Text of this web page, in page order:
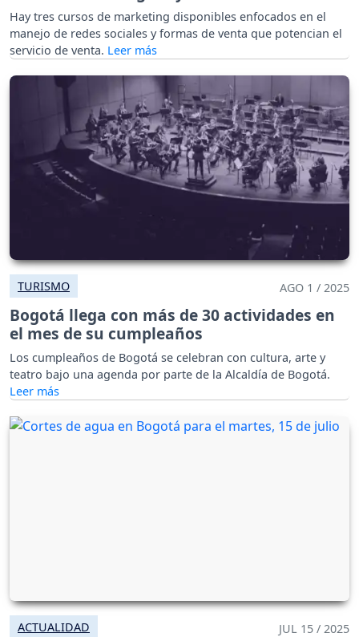
Hay tres cursos de marketing disponibles enfocados en el
manejo de redes sociales y formas de venta que potencian el
servicio de venta.
TURISMO AGO 1 / 2025
Bogotá llega con más de 30 actividades en
el mes de su cumpleaños
Los cumpleaños de Bogotá se celebran con cultura, arte y
teatro bajo una agenda por parte de la Alcaldía de Bogotá.
ACTUALIDAD JUL 15 / 2025